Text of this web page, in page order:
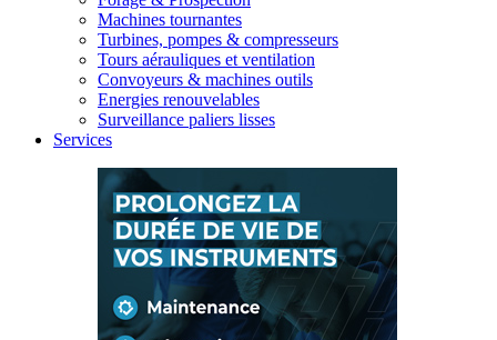
Machines tournantes
Turbines, pompes & compresseurs
Tours aérauliques et ventilation
Convoyeurs & machines outils
Energies renouvelables
Surveillance paliers lisses
Services